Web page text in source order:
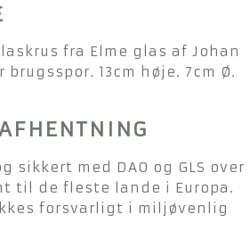
fra Elme glas af Johan
brugsspor. 13cm høje. 7cm Ø.
sikkert med DAO og GLS over
til de fleste lande i Europa.
forsvarligt i miljøvenlig